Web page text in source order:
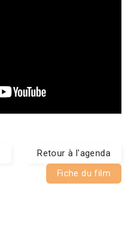
Retour à l'agenda
Fiche du film